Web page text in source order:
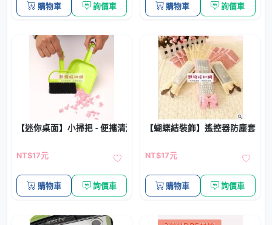
購物車 詢價車 購物車 詢價車
【迷你桌面】小掃把 - 便攜清潔灰塵碎屑小工具
NT$17元
購物車 詢價車
【蝴蝶結裝飾】遙控器防塵套 -
NT$17元
購物車 詢價車